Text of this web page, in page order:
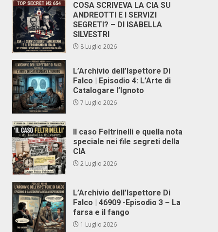
COSA SCRIVEVA LA CIA SU
ANDREOTTI E I SERVIZI
SEGRETI? – DI ISABELLA
SILVESTRI
8 Luglio 2026
L’Archivio dell’Ispettore Di
Falco | Episodio 4: L’Arte di
Catalogare l’Ignoto
7 Luglio 2026
Il caso Feltrinelli e quella nota
speciale nei file segreti della
CIA
2 Luglio 2026
L’Archivio dell’Ispettore Di
Falco | 46909 -Episodio 3 – La
farsa e il fango
1 Luglio 2026